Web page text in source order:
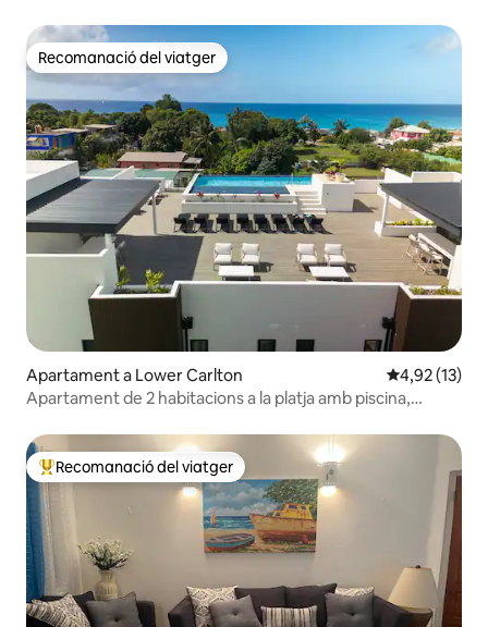
Recomanació del viatger
Recomanació del viatger
Apartament a Lower Carlton 4,92 de
4,92 (13)
Apartament de 2 habitacions a la platja amb piscina,
Principals recomanacions dels viatgers
Recomanació del viatger